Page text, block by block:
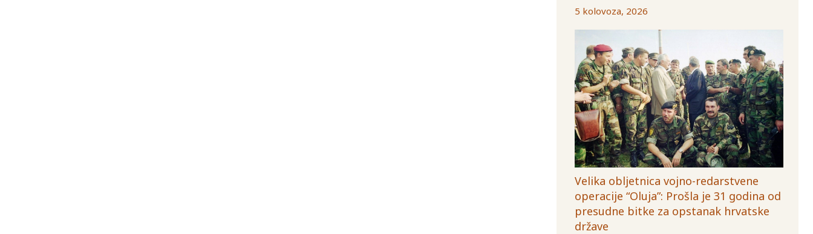
5 kolovoza, 2026
Velika obljetnica vojno-redarstvene
operacije “Oluja”: Prošla je 31 godina od
presudne bitke za opstanak hrvatske
države